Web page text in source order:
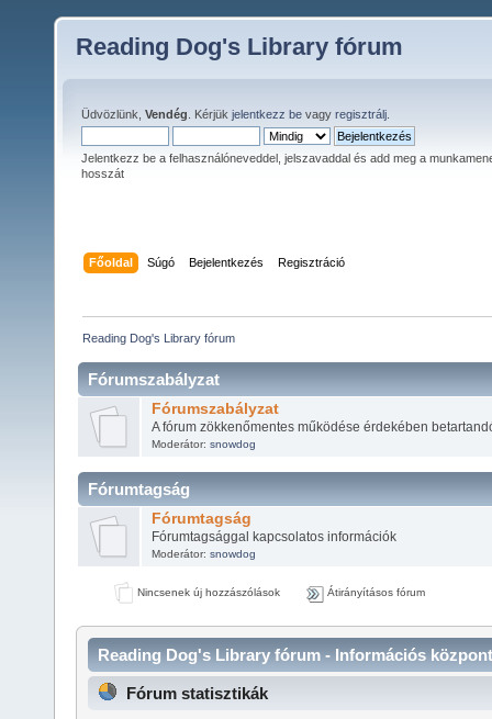
Reading Dog's Library fórum
Üdvözlünk, Vendég . Kérjük jelentkezz be vagy regisztrálj
Jelentkezz be a felhasználóneveddel, jelszavaddal és add meg a
hosszát
Főoldal Súgó Bejelentkezés Regisztráció
Reading Dog's Library fórum
Fórumszabályzat
Fórumszabályzat
A fórum zökkenőmentes működése érdekében
Moderátor: snowdog
Fórumtagság
Fórumtagság
Fórumtagsággal kapcsolatos információk
Moderátor: snowdog
Nincsenek új hozzászólások Átirányításos fórum
Reading Dog's Library fórum - Információs központ
Fórum statisztikák